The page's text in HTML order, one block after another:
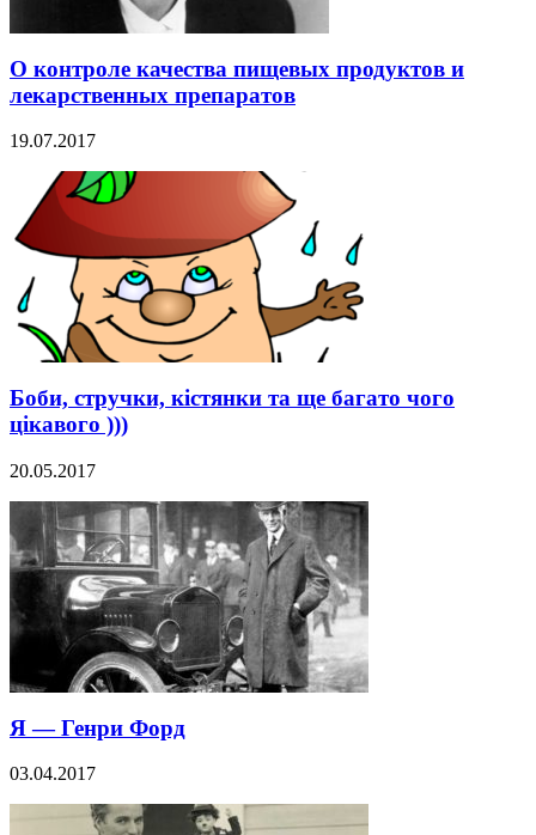
О контроле качества пищевых продуктов и
лекарственных препаратов
19.07.2017
Боби, стручки, кістянки та ще багато чого
цікавого )))
20.05.2017
Я — Генри Форд
03.04.2017